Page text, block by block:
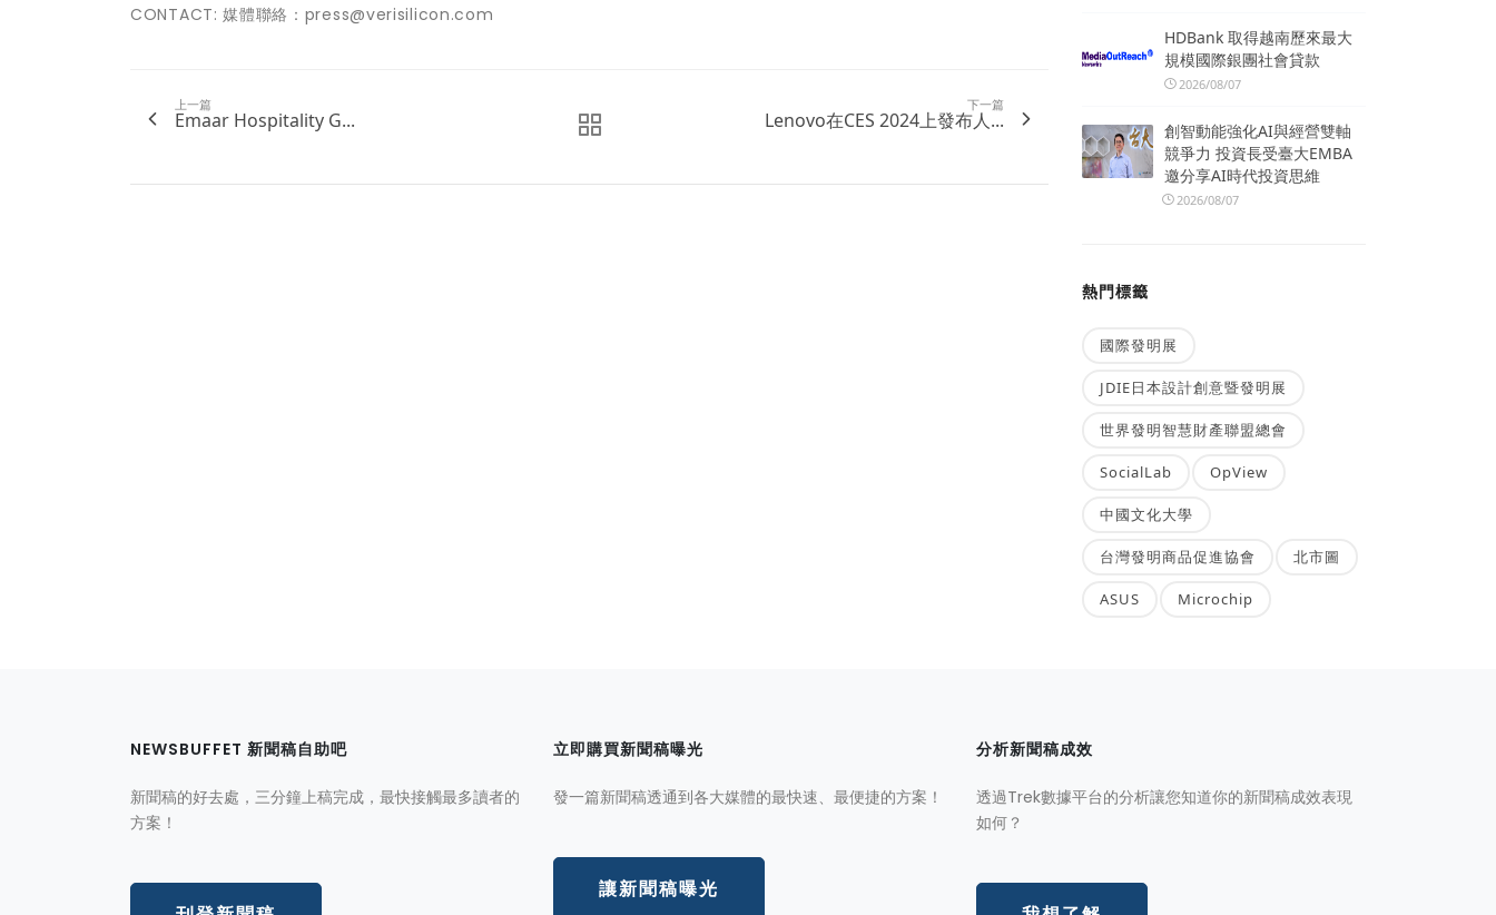
CONTACT: 媒體聯絡：press@verisilicon.com
上一篇
Emaar Hospitality G...
下一篇
Lenovo在CES 2024上發布人...
HDBank 取得越南歷來最大
規模國際銀團社會貸款
2026/08/07
創智動能強化AI與經營雙軸
競爭力 投資長受臺大EMBA
邀分享AI時代投資思維
2026/08/07
熱門標籤
國際發明展
JDIE日本設計創意暨發明展
世界發明智慧財產聯盟總會
SocialLab OpView
中國文化大學
台灣發明商品促進協會 北市圖
ASUS Microchip
NEWSBUFFET 新聞稿自助吧
新聞稿的好去處，三分鐘上稿完成，最快接觸最多讀者的
方案！
立即購買新聞稿曝光
發一篇新聞稿透通到各大媒體的最快速、最便捷的方案！
讓新聞稿曝光
分析新聞稿成效
透過Trek數據平台的分析讓您知道你的新聞稿成效表現
如何？